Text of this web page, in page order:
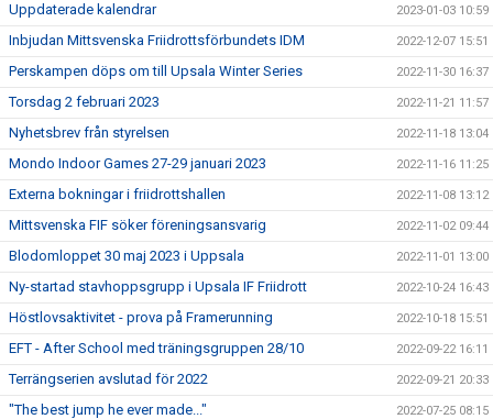
Uppdaterade kalendrar 2023-01-03 10:59
Inbjudan Mittsvenska Friidrottsförbundets IDM 2022-12-07 15:51
Perskampen döps om till Upsala Winter Series 2022-11-30 16:37
Torsdag 2 februari 2023 2022-11-21 11:57
Nyhetsbrev från styrelsen 2022-11-18 13:04
Mondo Indoor Games 27-29 januari 2023 2022-11-16 11:25
Externa bokningar i friidrottshallen 2022-11-08 13:12
Mittsvenska FIF söker föreningsansvarig 2022-11-02 09:44
Blodomloppet 30 maj 2023 i Uppsala 2022-11-01 13:00
Ny-startad stavhoppsgrupp i Upsala IF Friidrott 2022-10-24 16:43
Höstlovsaktivitet - prova på Framerunning 2022-10-18 15:51
EFT - After School med träningsgruppen 28/10 2022-09-22 16:11
Terrängserien avslutad för 2022 2022-09-21 20:33
"The best jump he ever made..." 2022-07-25 08:15